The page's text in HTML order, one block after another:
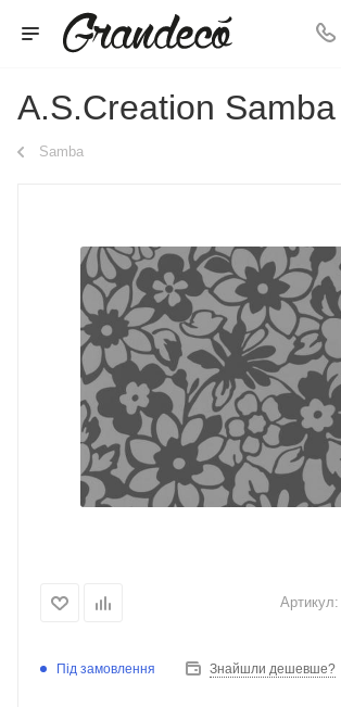
A.S.Creation
Samba
Артикул:
Під замовлення Знайшли дешевше?